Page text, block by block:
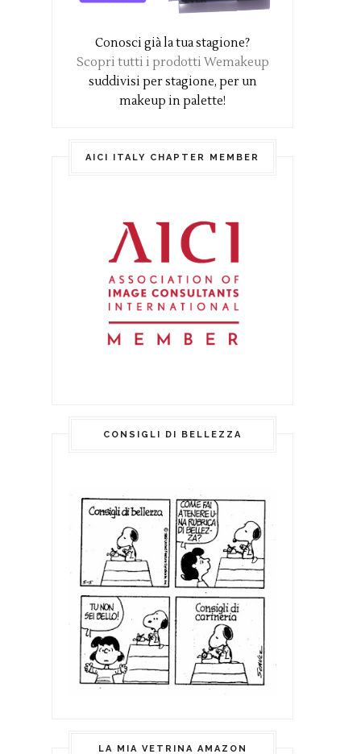
Conosci già la tua stagione?
Scopri tutti i prodotti Wemakeup
suddivisi per stagione, per un
makeup in palette!
AICI ITALY CHAPTER MEMBER
CONSIGLI DI BELLEZZA
LA MIA VETRINA AMAZON